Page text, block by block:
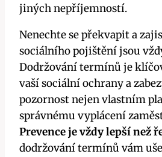
jiných nepříjemností.
Nenechte se překvapit a
sociálního pojištění jsou
Dodržování termínů je
vaší sociální ochrany a
pozornost nejen vlastním
správnému vyplácení
Prevence je vždy lepší než
dodržování termínů vám